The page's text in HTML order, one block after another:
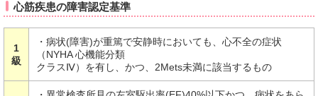
心筋疾患の障害認定基準
1
級
・病状(障害)が重篤で安静時においても、心不全の症状
（NYHA 心機能分類
クラスⅣ）を有し、かつ、2Mets未満に該当するもの